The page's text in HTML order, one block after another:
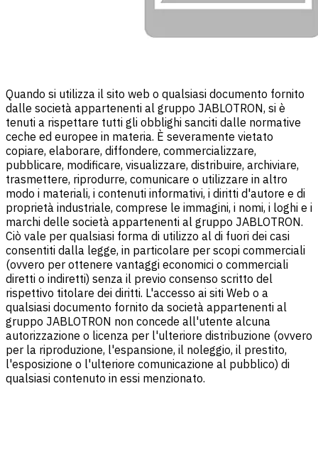
Quando si utilizza il sito web o qualsiasi documento fornito
dalle società appartenenti al gruppo JABLOTRON, si è
tenuti a rispettare tutti gli obblighi sanciti dalle normative
ceche ed europee in materia. È severamente vietato
copiare, elaborare, diffondere, commercializzare,
pubblicare, modificare, visualizzare, distribuire, archiviare,
trasmettere, riprodurre, comunicare o utilizzare in altro
modo i materiali, i contenuti informativi, i diritti d'autore e di
proprietà industriale, comprese le immagini, i nomi, i loghi e i
marchi delle società appartenenti al gruppo JABLOTRON.
Ciò vale per qualsiasi forma di utilizzo al di fuori dei casi
consentiti dalla legge, in particolare per scopi commerciali
(ovvero per ottenere vantaggi economici o commerciali
diretti o indiretti) senza il previo consenso scritto del
rispettivo titolare dei diritti. L'accesso ai siti Web o a
qualsiasi documento fornito da società appartenenti al
gruppo JABLOTRON non concede all'utente alcuna
autorizzazione o licenza per l'ulteriore distribuzione (ovvero
per la riproduzione, l'espansione, il noleggio, il prestito,
l'esposizione o l'ulteriore comunicazione al pubblico) di
qualsiasi contenuto in essi menzionato.